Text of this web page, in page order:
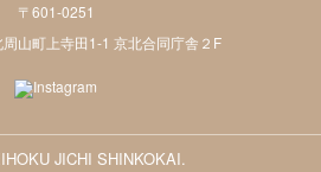
〒601-0251
山町上寺田1-1 京北合同庁舎２F
JICHI SHINKOKAI.